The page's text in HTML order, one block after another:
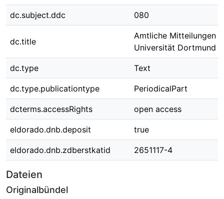
dc.subject.ddc 080
dc.title
Amtliche Mitteilungen
Universität Dortmund
dc.type Text
dc.type.publicationtype PeriodicalPart
dcterms.accessRights open access
eldorado.dnb.deposit true
eldorado.dnb.zdberstkatid 2651117-4
Dateien
Originalbündel